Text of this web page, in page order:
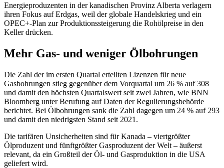
Energieproduzenten in der kanadischen Provinz Alberta verlagern
ihren Fokus auf Erdgas, weil der globale Handelskrieg und ein
OPEC+-Plan zur Produktionssteigerung die Rohölpreise in den
Keller drücken.
Mehr Gas- und weniger Ölbohrungen
Die Zahl der im ersten Quartal erteilten Lizenzen für neue
Gasbohrungen stieg gegenüber dem Vorquartal um 26 % auf 308
und damit den höchsten Quartalswert seit zwei Jahren, wie BNN
Bloomberg unter Berufung auf Daten der Regulierungsbehörde
berichtet. Bei Ölbohrungen sank die Zahl dagegen um 24 % auf 293
und damit den niedrigsten Stand seit 2021.
Die tarifären Unsicherheiten sind für Kanada – viertgrößter
Ölproduzent und fünftgrößter Gasproduzent der Welt – äußerst
relevant, da ein Großteil der Öl- und Gasproduktion in die USA
geliefert wird.